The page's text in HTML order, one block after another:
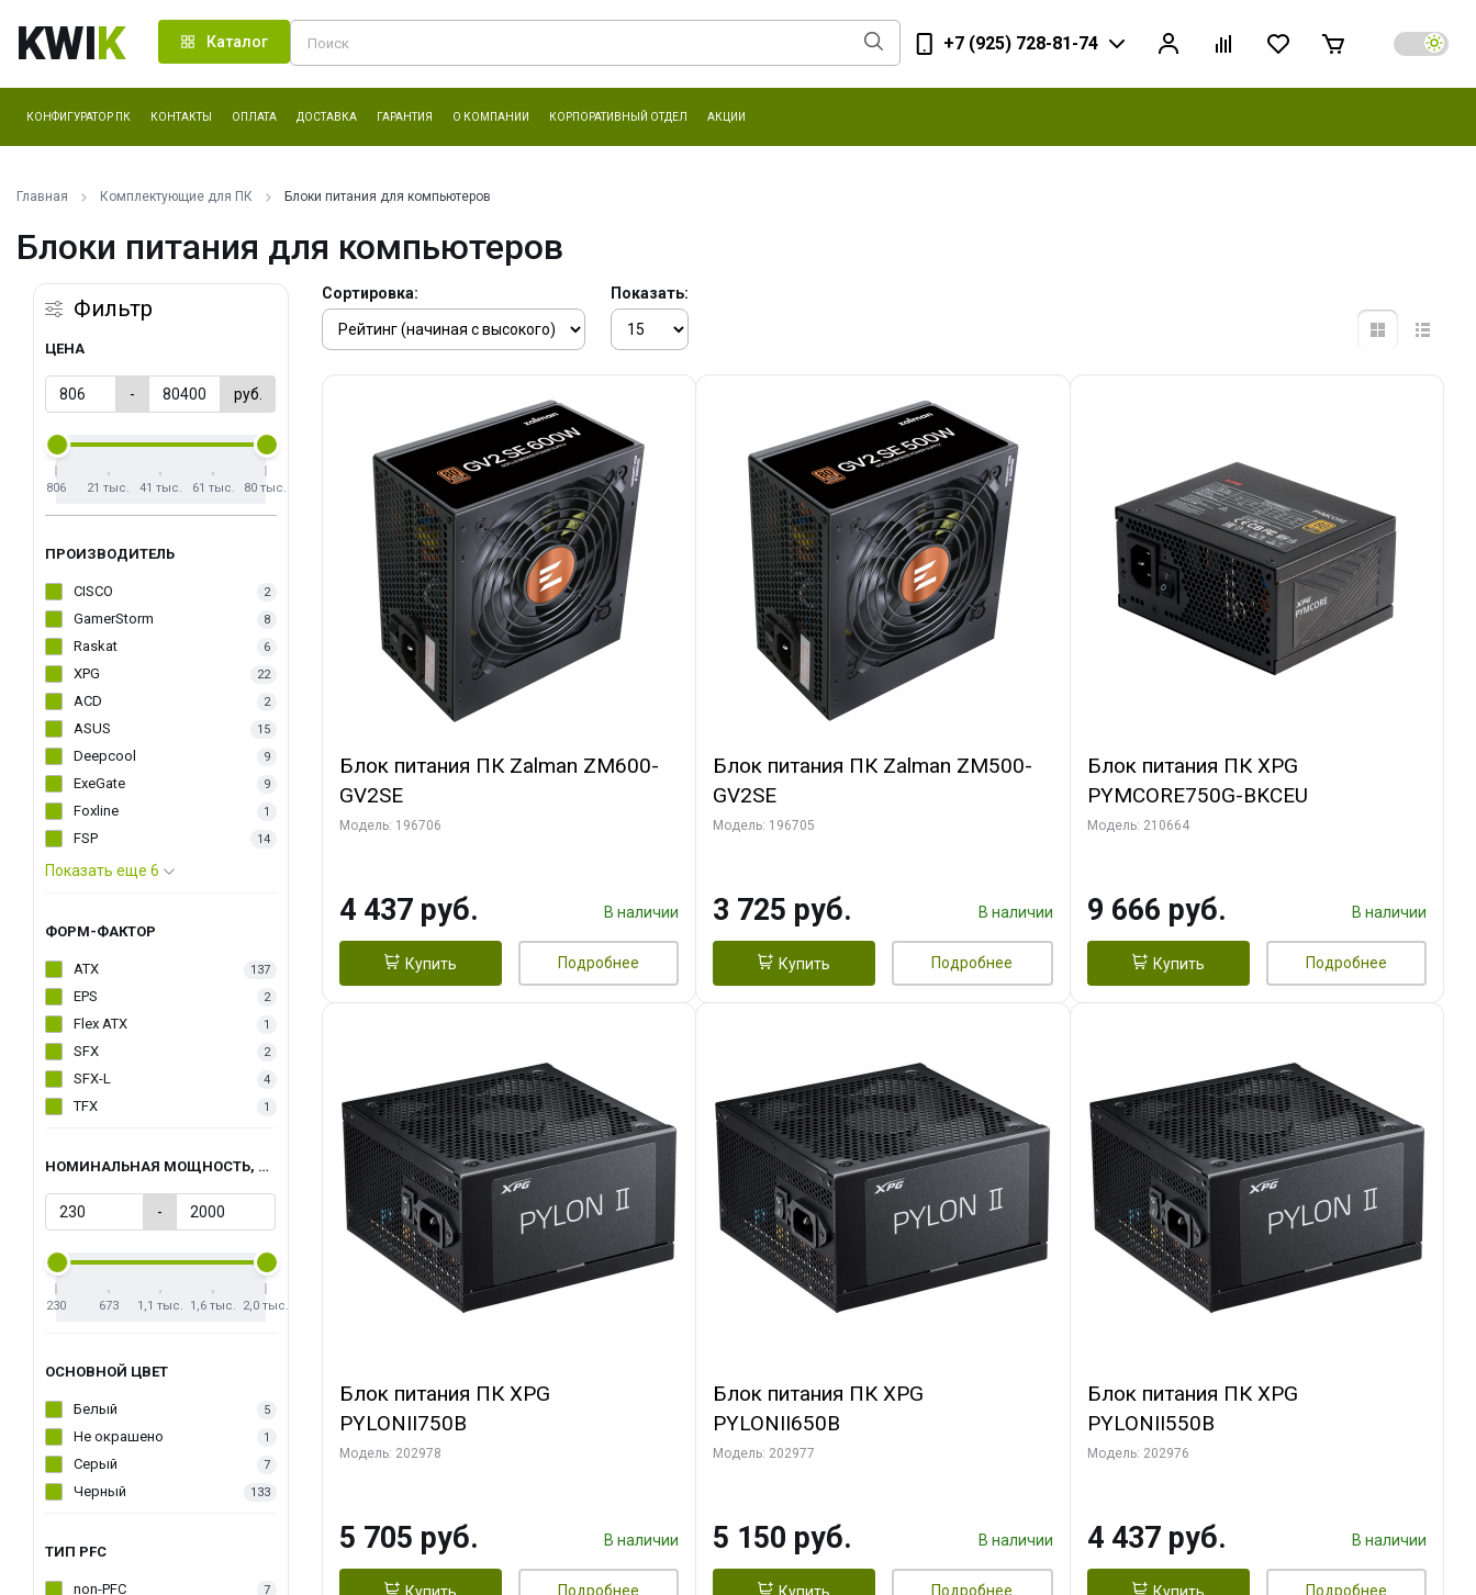
KWIK Каталог +7 (925) 728-81-74
КОНФИГУРАТОР ПК КОНТАКТЫ ОПЛАТА ДОСТАВКА ГАРАНТИЯ О КОМПАНИИ КОРПОРАТИВНЫЙ ОТДЕЛ АКЦИИ
Главная Комплектующие для ПК Блоки питания для компьютеров
Блоки питания для компьютеров
Фильтр
ЦЕНА
- руб.
806 21 тыс. 41 тыс. 61 тыс. 80 тыс.
ПРОИЗВОДИТЕЛЬ
CISCO 2
GamerStorm 8
Raskat 6
XPG 22
ACD 2
ASUS 15
Deepcool 9
ExeGate 9
Foxline 1
FSP 14
Показать еще 6
ФОРМ-ФАКТОР
ATX 137
EPS 2
Flex ATX 1
SFX 2
SFX-L 4
TFX 1
НОМИНАЛЬНАЯ МОЩНОСТЬ, ВТ
-
230 673 1,1 тыс. 1,6 тыс. 2,0 тыс.
ОСНОВНОЙ ЦВЕТ
Белый 5
Не окрашено 1
Серый 7
Черный 133
ТИП PFC
non-PFC 7
Сортировка: Показать:
Блок питания ПК Zalman ZM600-
GV2SE
Модель: 196706
4 437 руб. В наличии
Купить Подробнее
Блок питания ПК Zalman ZM500-
GV2SE
Модель: 196705
3 725 руб. В наличии
Купить Подробнее
Блок питания ПК XPG
PYMCORE750G-BKCEU
Модель: 210664
9 666 руб. В наличии
Купить Подробнее
Блок питания ПК XPG
PYLONII750B
Модель: 202978
5 705 руб. В наличии
Подробнее
Блок питания ПК XPG
PYLONII650B
Модель: 202977
5 150 руб. В наличии
Подробнее
Блок питания ПК XPG
PYLONII550B
Модель: 202976
4 437 руб. В наличии
Подробнее